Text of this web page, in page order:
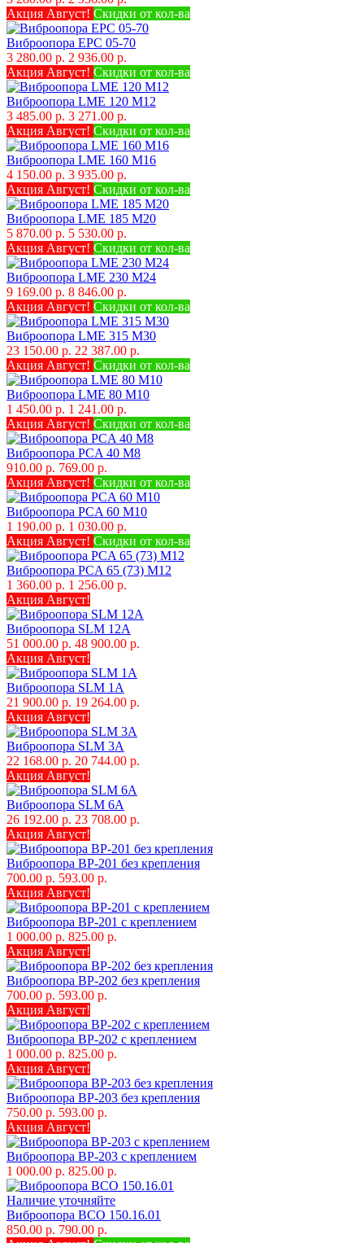
Акция Август! Скидки от кол-ва
Виброопора EPC 05-70
3 280.00 р. 2 936.00 р.
Акция Август! Скидки от кол-ва
Виброопора LME 120 M12
3 485.00 р. 3 271.00 р.
Акция Август! Скидки от кол-ва
Виброопора LME 160 M16
4 150.00 р. 3 935.00 р.
Акция Август! Скидки от кол-ва
Виброопора LME 185 M20
5 870.00 р. 5 530.00 р.
Акция Август! Скидки от кол-ва
Виброопора LME 230 M24
9 169.00 р. 8 846.00 р.
Акция Август! Скидки от кол-ва
Виброопора LME 315 M30
23 150.00 р. 22 387.00 р.
Акция Август! Скидки от кол-ва
Виброопора LME 80 M10
1 450.00 р. 1 241.00 р.
Акция Август! Скидки от кол-ва
Виброопора PCA 40 M8
910.00 р. 769.00 р.
Акция Август! Скидки от кол-ва
Виброопора PCA 60 M10
1 190.00 р. 1 030.00 р.
Акция Август! Скидки от кол-ва
Виброопора PCA 65 (73) M12
1 360.00 р. 1 256.00 р.
Акция Август!
Виброопора SLM 12A
51 000.00 р. 48 900.00 р.
Акция Август!
Виброопора SLM 1A
21 900.00 р. 19 264.00 р.
Акция Август!
Виброопора SLM 3A
22 168.00 р. 20 744.00 р.
Акция Август!
Виброопора SLM 6A
26 192.00 р. 23 708.00 р.
Акция Август!
Виброопора ВР-201 без крепления
700.00 р. 593.00 р.
Акция Август!
Виброопора ВР-201 с креплением
1 000.00 р. 825.00 р.
Акция Август!
Виброопора ВР-202 без крепления
700.00 р. 593.00 р.
Акция Август!
Виброопора ВР-202 с креплением
1 000.00 р. 825.00 р.
Акция Август!
Виброопора ВР-203 без крепления
750.00 р. 593.00 р.
Акция Август!
Виброопора ВР-203 с креплением
1 000.00 р. 825.00 р.
Наличие уточняйте
Виброопора ВСО 150.16.01
850.00 р. 790.00 р.